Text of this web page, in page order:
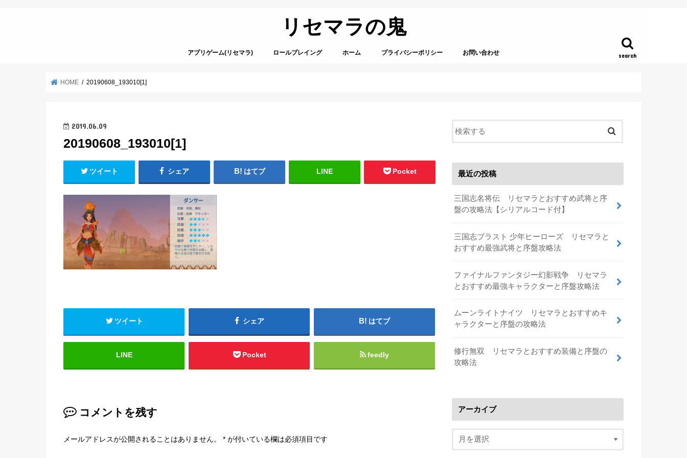
リセマラの鬼
search
アプリゲーム(リセマラ) ロールプレイング ホーム プライバシーポリシー お問い合わせ
HOME 20190608_193010[1]
2019.06.09
20190608_193010[1]
ツイート シェア はてブ LINE Pocket
ツイート シェア はてブ
LINE Pocket feedly
コメントを残す
メールアドレスが公開されることはありません。 * が付いている欄は必須項目です
最近の投稿
三国志名将伝 リセマラとおすすめ武将と序
盤の攻略法【シリアルコード付】
三国志ブラスト 少年ヒーローズ リセマラと
おすすめ最強武将と序盤攻略法
ファイナルファンタジー幻影戦争 リセマラ
とおすすめ最強キャラクターと序盤攻略法
ムーンライトナイツ リセマラとおすすめキ
ャラクターと序盤の攻略法
修行無双 リセマラとおすすめ装備と序盤の
攻略法
アーカイブ